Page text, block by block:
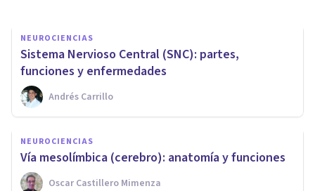
NEUROCIENCIAS
Sistema Nervioso Central (SNC): partes,
funciones y enfermedades
Andrés Carrillo
NEUROCIENCIAS
​Vía mesolímbica (cerebro): anatomía y funciones
Oscar Castillero Mimenza
CULTURA
​12 documentales sobre
neurociencias y
neuropsicología